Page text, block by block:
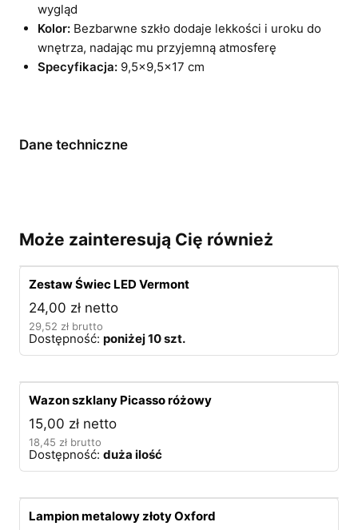
wygląd
Kolor: Bezbarwne szkło dodaje lekkości i uroku do
wnętrza, nadając mu przyjemną atmosferę
Specyfikacja: 9,5×9,5×17 cm
Dane techniczne
Może zainteresują Cię również
Zestaw Świec LED Vermont
24,00 zł netto
29,52 zł brutto
Dostępność: poniżej 10 szt.
Wazon szklany Picasso różowy
15,00 zł netto
18,45 zł brutto
Dostępność: duża ilość
Lampion metalowy złoty Oxford